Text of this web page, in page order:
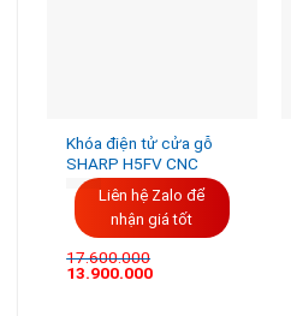
Khóa điện tử cửa gỗ
SHARP H5FV CNC
Liên hệ Zalo để
nhận giá tốt
17.600.000
Giá
13.900.000Giá